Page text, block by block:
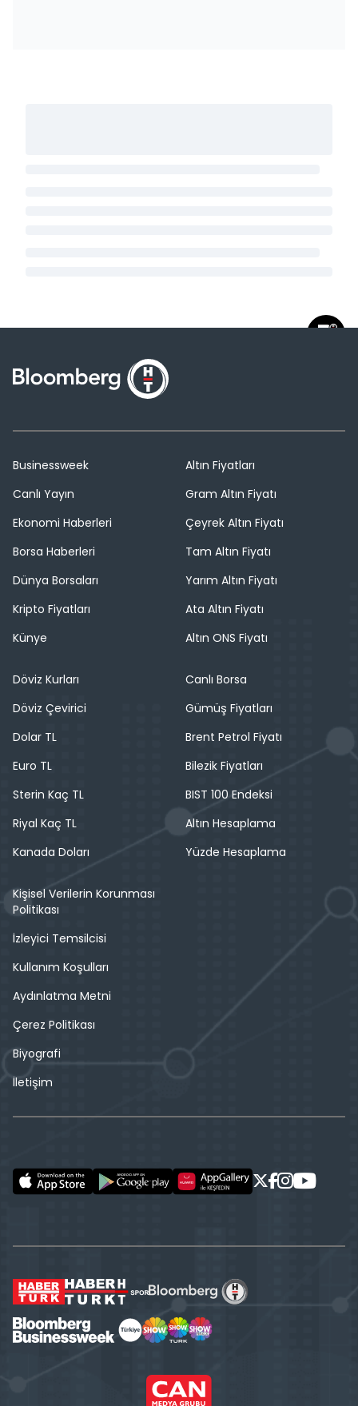
Businessweek
Canlı Yayın
Ekonomi Haberleri
Borsa Haberleri
Dünya Borsaları
Kripto Fiyatları
Künye
Altın Fiyatları
Gram Altın Fiyatı
Çeyrek Altın Fiyatı
Tam Altın Fiyatı
Yarım Altın Fiyatı
Ata Altın Fiyatı
Altın ONS Fiyatı
Döviz Kurları
Döviz Çevirici
Dolar TL
Euro TL
Sterin Kaç TL
Riyal Kaç TL
Kanada Doları
Canlı Borsa
Gümüş Fiyatları
Brent Petrol Fiyatı
Bilezik Fiyatları
BIST 100 Endeksi
Altın Hesaplama
Yüzde Hesaplama
Kişisel Verilerin Korunması
Politikası
İzleyici Temsilcisi
Kullanım Koşulları
Aydınlatma Metni
Çerez Politikası
Biyografi
İletişim